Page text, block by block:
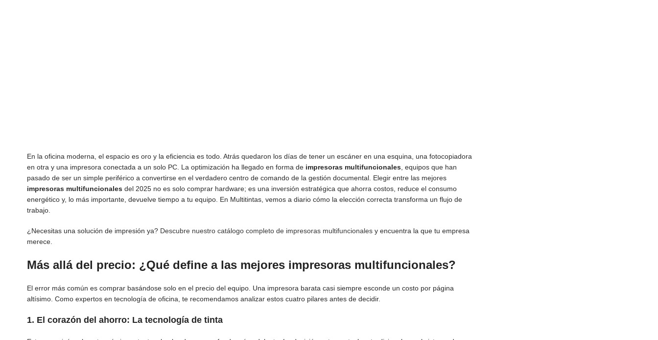
En la oficina moderna, el espacio es oro y la eficiencia es todo. Atrás quedaron los días de tener un escáner en una esquina, una fotocopiadora
en otra y una impresora conectada a un solo PC. La optimización ha llegado en forma de impresoras multifuncionales , equipos que han
pasado de ser un simple periférico a convertirse en el verdadero centro de comando de la gestión documental. Elegir entre las mejores
impresoras multifuncionales del 2025 no es solo comprar hardware; es una inversión estratégica que ahorra costos, reduce el consumo
energético y, lo más importante, devuelve tiempo a tu equipo. En Multitintas, vemos a diario cómo la elección correcta transforma un flujo de
trabajo.
¿Necesitas una solución de impresión ya? Descubre nuestro catálogo completo de impresoras multifuncionales y encuentra la que tu empresa
merece.
Más allá del precio: ¿Qué define a las mejores impresoras multifuncionales?
El error más común es comprar basándose solo en el precio del equipo. Una impresora barata casi siempre esconde un costo por página
altísimo. Como expertos en tecnología de oficina, te recomendamos analizar estos cuatro pilares antes de decidir.
1. El corazón del ahorro: La tecnología de tinta